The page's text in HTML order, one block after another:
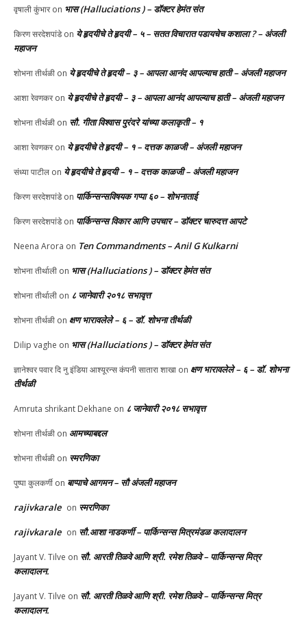
वृषाली कुंभारon भास (Halluciations ) – डॉक्टर हेमंत संत
किरण सरदेशपांडेon ये हृदयीचे ते हृदयी – ५ – सतत विचारात पडायचेच कशाला ? – अंजली
महाजन
शोभना तीर्थळी on ये हृदयीचे ते हृदयी – ३ – आपला आनंद आपल्याच हाती – अंजली महाजन
आशा रेवणकरon ये हृदयीचे ते हृदयी – ३ – आपला आनंद आपल्याच हाती – अंजली महाजन
शोभना तीर्थळी on सौ. गीता विश्वास पुरंदरे यांच्या कलाकृती – १
आशा रेवणकरon ये हृदयीचे ते हृदयी – १ – दत्तक काळजी – अंजली महाजन
संध्या पाटील on ये हृदयीचे ते हृदयी – १ – दत्तक काळजी – अंजली महाजन
किरण सरदेशपांडेon पार्किन्सन्सविषयक गप्पा ६० – शोभनाताई
किरण सरदेशपांडेon पार्किन्सन्स विकार आणि उपचार – डॉक्टर चारुदत्त आपटे
Neena Arora on Ten Commandments – Anil G Kulkarni
शोभना तीर्थाली on भास (Halluciations ) – डॉक्टर हेमंत संत
शोभना तीर्थाली on ८ जानेवारी २०१८ सभावृत्त
शोभना तीर्थळी on क्षण भारावलेले – ६ – डॉ. शोभना तीर्थळी
Dilip vaghe on भास (Halluciations ) – डॉक्टर हेमंत संत
ज्ञानेश्वर पवार दि नु इंडिया आश्यूरन्स कंपनी सातारा शाखा on क्षण भारावलेले – ६ – डॉ. शोभना
तीर्थळी
Amruta shrikant Dekhane on ८ जानेवारी २०१८ सभावृत्त
शोभना तीर्थळी on आमच्याबद्दल
शोभना तीर्थळी on स्मरणिका
पुष्पा कुलकर्णी on बाप्पाचे आगमन – सौ अंजली महाजन
rajivkarale on स्मरणिका
rajivkarale on सौ.आशा नाडकर्णी – पार्किन्सन्स मित्रमंडळ कलादालन
Jayant V. Tilve on सौ. आरती तिळवे आणि श्री. रमेश तिळवे – पार्किन्सन्स मित्र
कलादालन.
Jayant V. Tilve on सौ. आरती तिळवे आणि श्री. रमेश तिळवे – पार्किन्सन्स मित्र
कलादालन.